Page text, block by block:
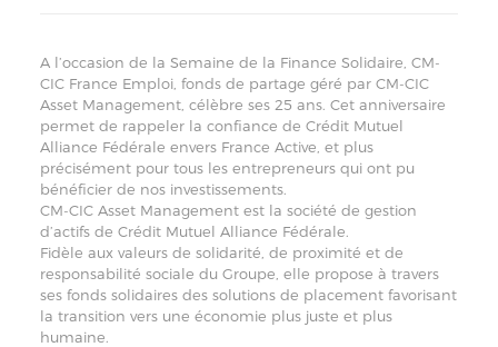
A l’occasion de la Semaine de la Finance Solidaire, CM-
CIC France Emploi, fonds de partage géré par CM-CIC
Asset Management, célèbre ses 25 ans. Cet anniversaire
permet de rappeler la confiance de Crédit Mutuel
Alliance Fédérale envers France Active, et plus
précisément pour tous les entrepreneurs qui ont pu
bénéficier de nos investissements.
CM-CIC Asset Management est la société de gestion
d’actifs de Crédit Mutuel Alliance Fédérale.
Fidèle aux valeurs de solidarité, de proximité et de
responsabilité sociale du Groupe, elle propose à travers
ses fonds solidaires des solutions de placement favorisant
la transition vers une économie plus juste et plus
humaine.